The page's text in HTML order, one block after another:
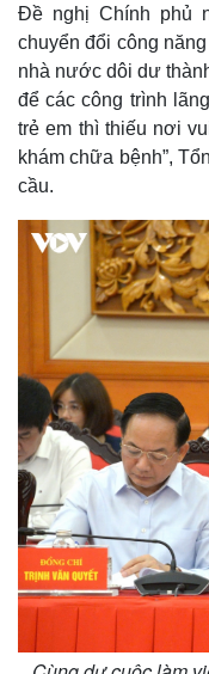
Bất động sản
Khởi nghiệp
Đề nghị Chính phủ
chuyển đổi công
nhà nước dôi dư
để các công trình
trẻ em thì thiếu nơi
khám chữa bệnh”,
cầu.